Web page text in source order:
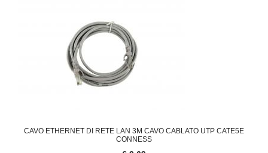
CAVO ETHERNET DI RETE LAN 3M CAVO CABLATO UTP CATE5E
CONNESS